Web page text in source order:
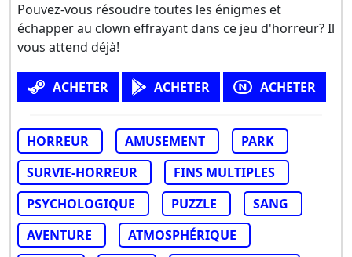
Pouvez-vous résoudre toutes les énigmes et
échapper au clown effrayant dans ce jeu d'horreur? Il
vous attend déjà!
ACHETER ACHETER ACHETER
HORREUR AMUSEMENT
PARK
SURVIE-HORREUR
FINS MULTIPLES
PSYCHOLOGIQUE
PUZZLE
SANG
AVENTURE
ATMOSPHÉRIQUE